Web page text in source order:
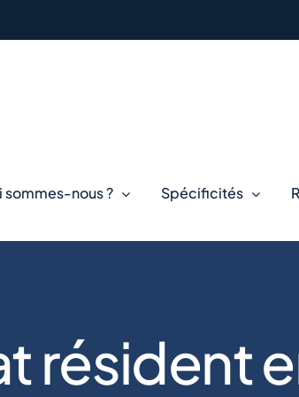
sommes-nous ? Spécificités
résident